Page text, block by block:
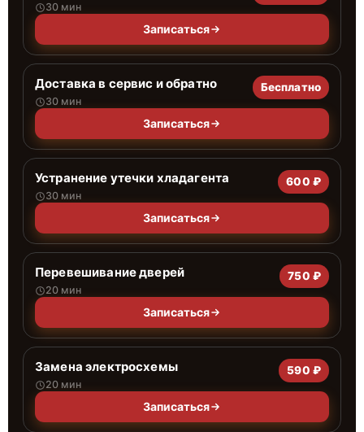
30 мин
Записаться
Доставка в сервис и обратно
30 мин
Бесплатно
Записаться
Устранение утечки хладагента
30 мин
600 ₽
Записаться
Перевешивание дверей
20 мин
750 ₽
Записаться
Замена электросхемы
20 мин
590 ₽
Записаться